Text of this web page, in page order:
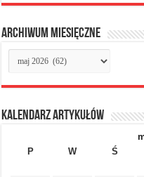
Archiwum miesięczne
Archiwum
miesięczne
Kalendarz artykułów
P
W Ś